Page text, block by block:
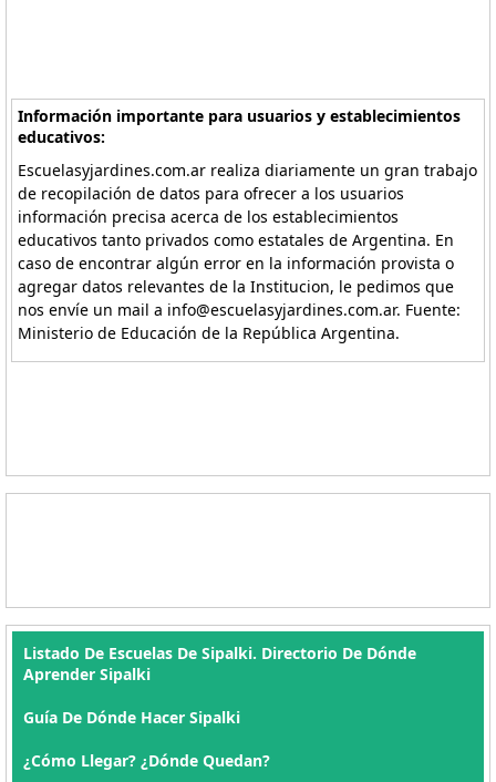
Información importante para usuarios y establecimientos
educativos:
Escuelasyjardines.com.ar realiza diariamente un gran trabajo
de recopilación de datos para ofrecer a los usuarios
información precisa acerca de los establecimientos
educativos tanto privados como estatales de Argentina. En
caso de encontrar algún error en la información provista o
agregar datos relevantes de la Institucion, le pedimos que
nos envíe un mail a info@escuelasyjardines.com.ar. Fuente:
Ministerio de Educación de la República Argentina.
Listado De Escuelas De Sipalki. Directorio De Dónde
Aprender Sipalki
Guía De Dónde Hacer Sipalki
¿Cómo Llegar? ¿Dónde Quedan?